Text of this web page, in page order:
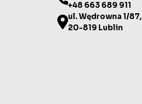
+48 663 689 911
ul. Wędrowna 1/87,
20-819 Lublin